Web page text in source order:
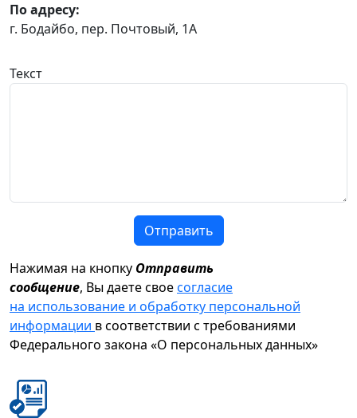
По адресу:
г. Бодайбо, пер. Почтовый, 1А
Текст
Отправить
Нажимая на кнопку Отправить
сообщение, Вы даете своесогласие
на использование и обработку персональной
информации в соответствии с требованиями
Федерального закона «О персональных данных»